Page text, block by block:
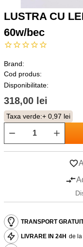
LUSTRA CU
60w/bec
Brand:
Cod produs:
Disponibilitate:
318,00 lei
Taxa verde:+ 0,97 lei
TRANSPORT
LIVRARE IN 24H de